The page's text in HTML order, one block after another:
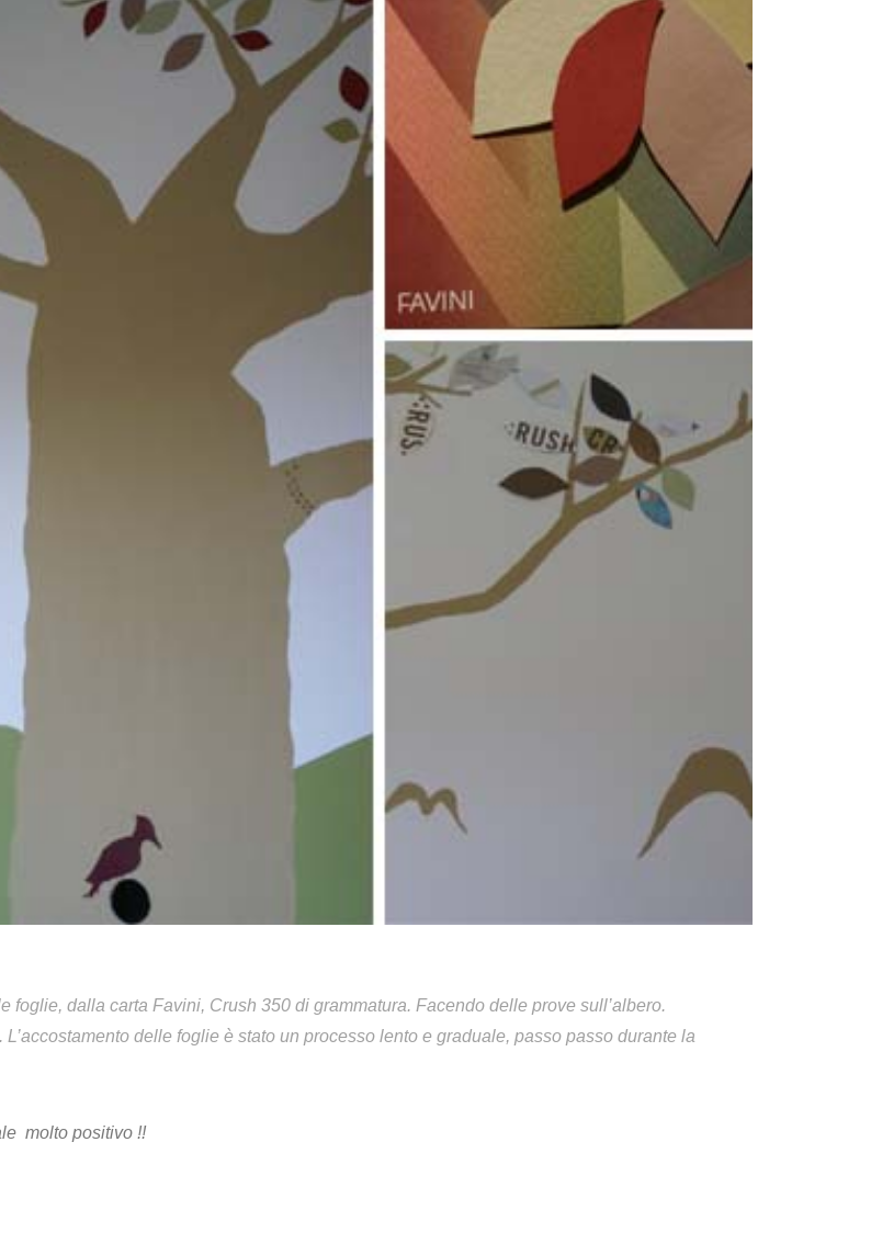
dalla carta Favini, Crush 350 di grammatura. Facendo delle prove sull’albero.
delle foglie è stato un processo lento e graduale, passo passo durante la
molto positivo !!